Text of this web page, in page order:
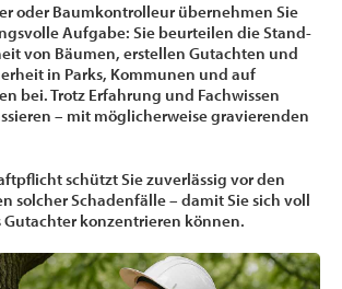
oder Baumkontrolleur übernehmen Sie
Aufgabe: Sie beurteilen die Stand-
von Bäumen, erstellen Gutachten und
in Parks, Kommunen und auf
bei. Trotz Erfahrung und Fachwissen
– mit möglicherweise gravierenden
schützt Sie zuverlässig vor den
solcher Schadenfälle – damit Sie sich voll
Gutachter konzentrieren können.